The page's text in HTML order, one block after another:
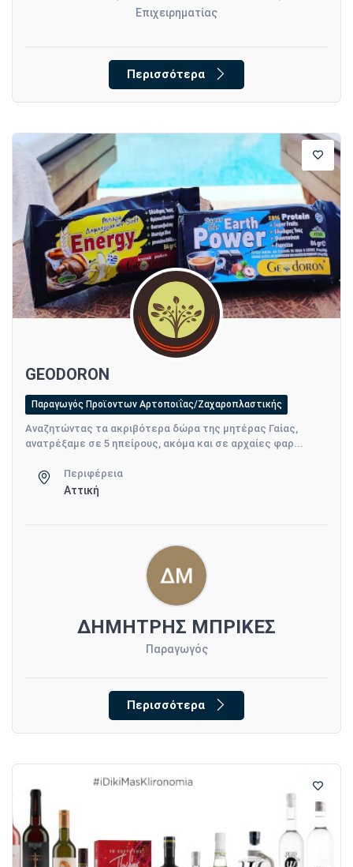
Επιχειρηματίας
Περισσότερα
GEODORON
Παραγωγός Προϊοντων Αρτοποιΐας/Ζαχαροπλαστικής
Αναζητώντας τα ακριβότερα δώρα της μητέρας Γαίας,
ανατρέξαμε σε 5 ηπείρους, ακόμα και σε αρχαίες φαρ...
Περιφέρεια
Αττική
ΔΗΜΗΤΡΗΣ ΜΠΡΙΚΕΣ
Παραγωγός
Περισσότερα